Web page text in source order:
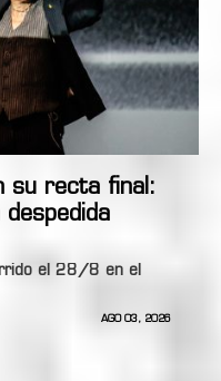
su recta final:
despedida
el 28/8 en el
AGO 03, 2026